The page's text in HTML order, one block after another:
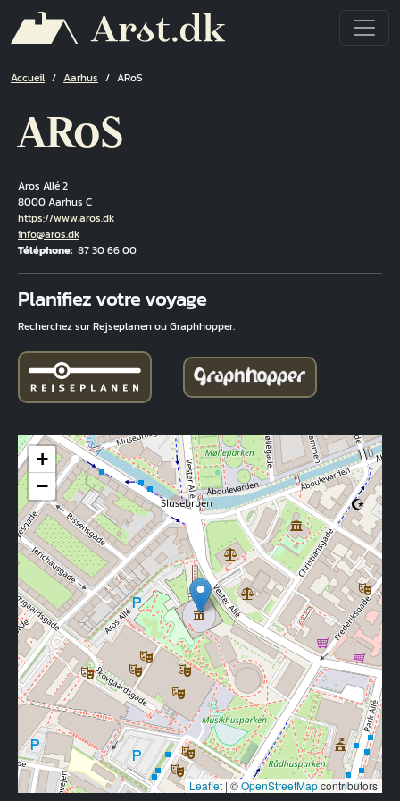
Fil d'Ariane
Accueil Aarhus ARoS
ARoS
Aros Allé 2
8000 Aarhus C
Hjemmeside
https://www.aros.dk
Courriel
info@aros.dk
Téléphone 87 30 66 00
Planifiez votre voyage
Recherchez sur Rejseplanen ou Graphhopper.
+
−
Leaflet | ©OpenStreetMapcontributors